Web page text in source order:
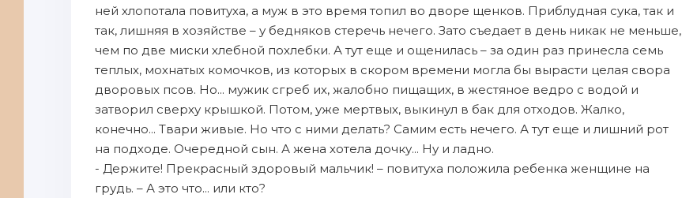
ней хлопотала повитуха, а муж в это время топил во дворе щенков. Приблудная сука, так и
так, лишняя в хозяйстве – у бедняков стеречь нечего. Зато съедает в день никак не меньше,
чем по две миски хлебной похлебки. А тут еще и ощенилась – за один раз принесла семь
теплых, мохнатых комочков, из которых в скором времени могла бы вырасти целая свора
дворовых псов. Но... мужик сгреб их, жалобно пищащих, в жестяное ведро с водой и
затворил сверху крышкой. Потом, уже мертвых, выкинул в бак для отходов. Жалко,
конечно... Твари живые. Но что с ними делать? Самим есть нечего. А тут еще и лишний рот
на подходе. Очередной сын. А жена хотела дочку... Ну и ладно.
- Держите! Прекрасный здоровый мальчик! – повитуха положила ребенка женщине на
грудь. – А это что... или кто?